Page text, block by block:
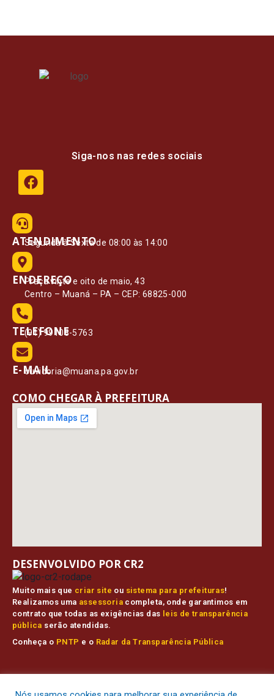
Siga-nos nas redes sociais
ATENDIMENTO
Segunda à Sexta de 08:00 às 14:00
ENDEREÇO
Praça vinte e oito de maio, 43
Centro – Muaná – PA – CEP: 68825-000
TELEFONE
(91) 99108-5763
E-MAIL
ouvidoria@muana.pa.gov.br
COMO CHEGAR À PREFEITURA
Muito mais que criar site ou sistema para prefeituras!
Realizamos uma assessoria completa, onde garantimos em
contrato que todas as exigências das leis de transparência
pública serão atendidas.
Conheça o PNTP e o Radar da Transparência Pública
DESENVOLVIDO POR CR2
Todos os direitos reservados aPrefeitura Municipal de Muaná.